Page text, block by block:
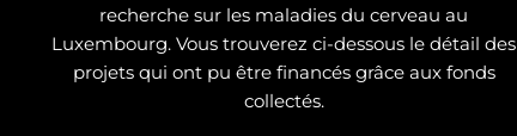
recherche sur les maladies du cerveau au
Luxembourg. Vous trouverez ci-dessous le détail des
projets qui ont pu être financés grâce aux fonds
collectés.